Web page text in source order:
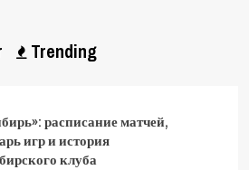
Trending
расписание матчей,
игр и история
клуба